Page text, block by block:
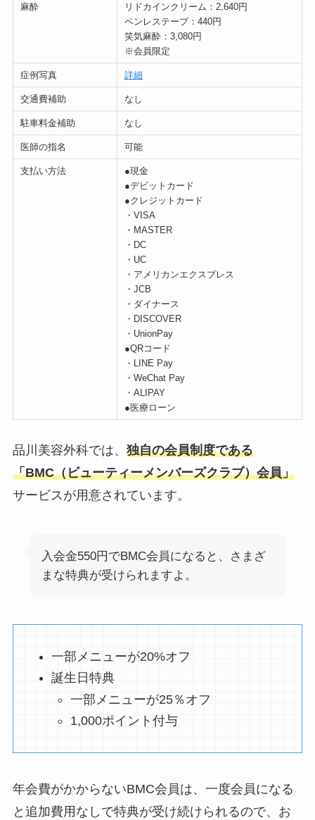
麻酔
リドカインクリーム：2,640円
ペンレステープ：440円
笑気麻酔：3,080円
※会員限定
症例写真 詳細
交通費補助 なし
駐車料金補助 なし
医師の指名 可能
支払い方法
●現金
●デビットカード
●クレジットカード
・VISA
・MASTER
・DC
・UC
・アメリカンエクスプレス
・JCB
・ダイナース
・DISCOVER
・UnionPay
●QRコード
・LINE Pay
・WeChat Pay
・ALIPAY
●医療ローン
品川美容外科では、 独自の会員制度である
「BMC（ビューティーメンバーズクラブ）会員」
サービスが用意されています。
入会金550円でBMC会員になると、さまざ
まな特典が受けられますよ。
一部メニューが20%オフ
誕生日特典
一部メニューが25％オフ
1,000ポイント付与
年会費がかからないBMC会員は、一度会員になる
と追加費用なしで特典が受け続けられるので、お